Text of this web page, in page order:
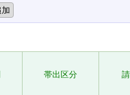
帯出区分